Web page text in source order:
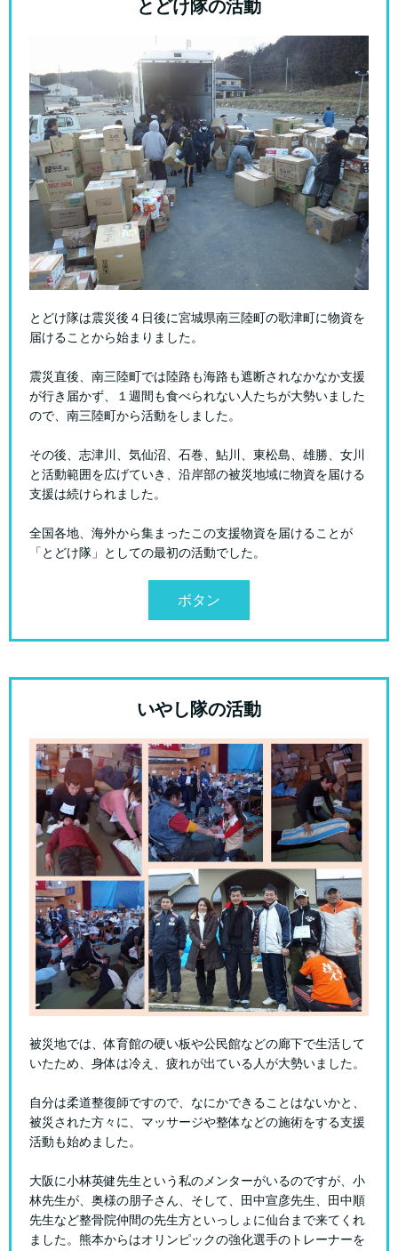
とどけ隊の活動
とどけ隊は震災後４日後に宮城県南三陸町の歌津町に物資を
届けることから始まりました。
震災直後、南三陸町では陸路も海路も遮断されなかなか支援
が行き届かず、１週間も食べられない人たちが大勢いました
ので、南三陸町から活動をしました。
その後、志津川、気仙沼、石巻、鮎川、東松島、雄勝、女川
と活動範囲を広げていき、沿岸部の被災地域に物資を届ける
支援は続けられました。
全国各地、海外から集まったこの支援物資を届けることが
「とどけ隊」としての最初の活動でした。
ボタン
いやし隊の活動
被災地では、体育館の硬い板や公民館などの廊下で生活して
いたため、身体は冷え、疲れが出ている人が大勢いました。
自分は柔道整復師ですので、なにかできることはないかと、
被災された方々に、マッサージや整体などの施術をする支援
活動も始めました。
大阪に小林英健先生という私のメンターがいるのですが、小
林先生が、奥様の朋子さん、そして、田中宣彦先生、田中順
先生など整骨院仲間の先生方といっしょに仙台まで来てくれ
ました。熊本からはオリンピックの強化選手のトレーナーを